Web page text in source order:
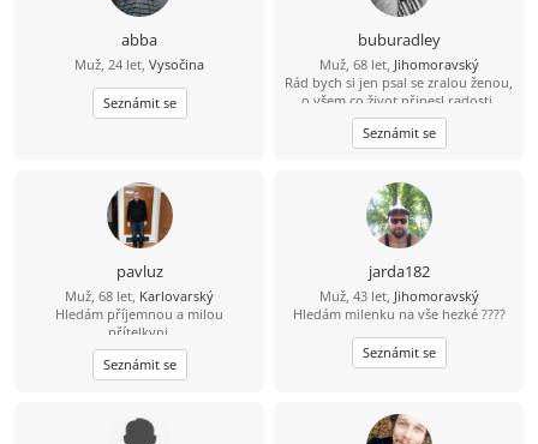
abba
Muž, 24 let, Vysočina
Seznámit se
buburadley
Muž, 68 let, Jihomoravský
Rád bych si jen psal se zralou ženou,
o všem co život přinesl radosti,
zklamání - i o sexu a zkušenostech s
partnery, Touhách a tajných
nesplněných přáních - zatím však jen
Seznámit se
pavluz
Muž, 68 let, Karlovarský
Hledám příjemnou a milou
přítelkyni.
Seznámit se
jarda182
Muž, 43 let, Jihomoravský
Hledám milenku na vše hezké ????
Seznámit se